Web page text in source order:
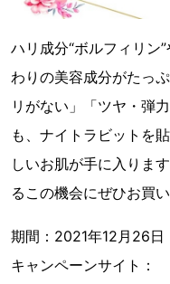
ハリ成分“ボルフィリン
わりの美容成分がたっ
リがない」「ツヤ・弾
も、ナイトラビットを
しいお肌が手に入りま
るこの機会にぜひお買
期間：2021年12月26日
キャンペーンサイト：